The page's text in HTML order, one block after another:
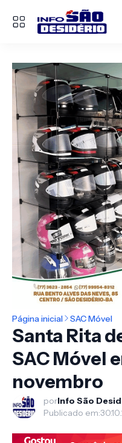
Página inicial SAC Móvel
Santa Rita
SAC Móvel
novembro
porInfo São
Publicado em: